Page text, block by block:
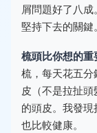
屑問題好了八
堅持下去的關鍵。
梳頭比你想的重
梳，每天花五
皮（不是拉扯
的頭皮。我發
也比較健康。